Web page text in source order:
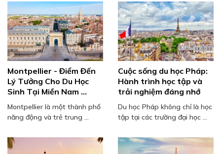
Montpellier - Điểm Đến
Lý Tưởng Cho Du Học
Sinh Tại Miền Nam ...
Montpellier là một thành phố
năng động và trẻ trung ...
Cuộc sống du học Pháp:
Hành trình học tập và
trải nghiệm đáng nhớ
Du học Pháp không chỉ là học
tập tại các trường đại học ...